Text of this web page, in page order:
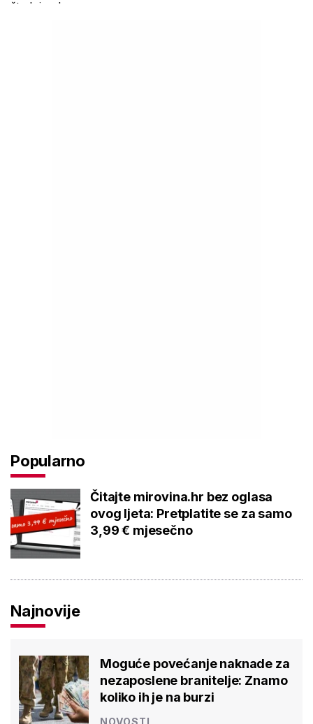
Popularno
Čitajte mirovina.hr bez oglasa
ovog ljeta: Pretplatite se za samo
3,99 € mjesečno
Najnovije
Moguće povećanje naknade za
nezaposlene branitelje: Znamo
koliko ih je na burzi
NOVOSTI